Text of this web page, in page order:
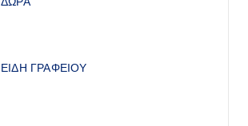
ΕΙΔΗ ΓΡΑΦΕΙΟΥ